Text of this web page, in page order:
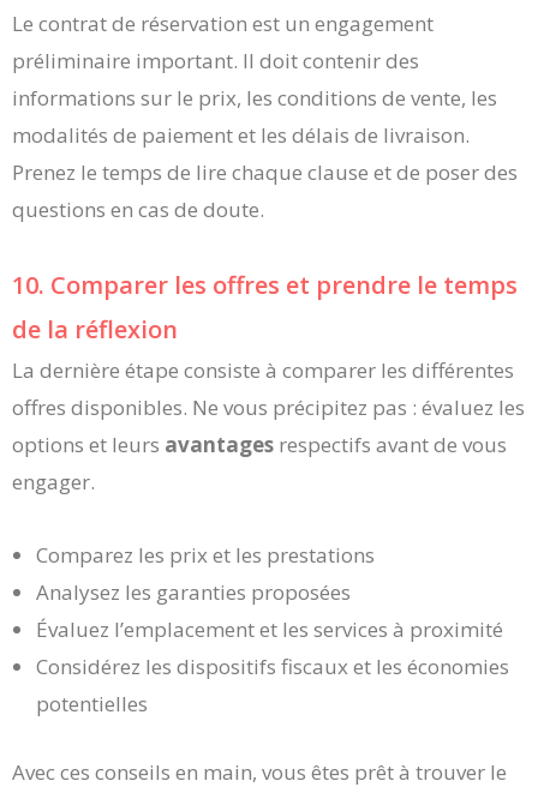
Le contrat de réservation est un engagement
préliminaire important. Il doit contenir des
informations sur le prix, les conditions de vente, les
modalités de paiement et les délais de livraison.
Prenez le temps de lire chaque clause et de poser des
questions en cas de doute.
10. Comparer les offres et prendre le temps
de la réflexion
La dernière étape consiste à comparer les différentes
offres disponibles. Ne vous précipitez pas : évaluez les
options et leurs avantages respectifs avant de vous
engager.
Comparez les prix et les prestations
Analysez les garanties proposées
Évaluez l’emplacement et les services à proximité
Considérez les dispositifs fiscaux et les économies
potentielles
Avec ces conseils en main, vous êtes prêt à trouver le